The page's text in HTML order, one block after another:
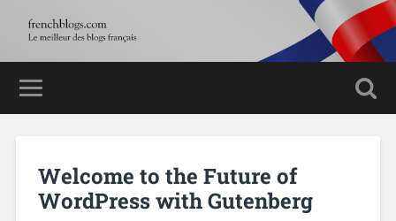
Welcome to the Future of
WordPress with Gutenberg